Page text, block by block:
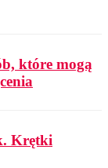
które mogą
Krętki